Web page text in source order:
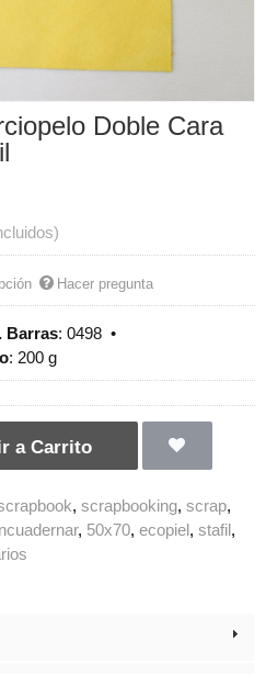
Doble Cara
Hacer pregunta
Barras: 0498 •
: 200 g
a Carrito
scrapbooking scrap
50x70 ecopiel
stafil